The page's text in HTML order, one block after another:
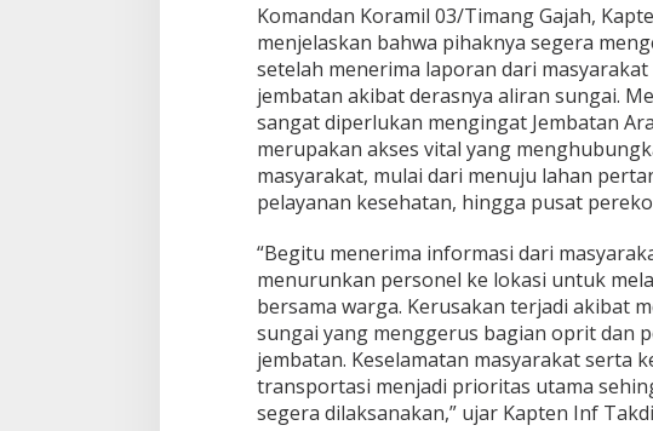
i
D
s
.
l
a
n
g
n
g
k
a
,
B
e
n
Komandan Koramil 03/Timang Gajah,
menjelaskan bahwa pihaknya segera
setelah menerima laporan dari
jembatan akibat derasnya aliran sungai.
sangat diperlukan mengingat Jembatan
merupakan akses vital yang
masyarakat, mulai dari menuju lahan
pelayanan kesehatan, hingga pusat
“Begitu menerima informasi dari
menurunkan personel ke lokasi untuk
bersama warga. Kerusakan terjadi akibat
sungai yang menggerus bagian oprit dan
jembatan. Keselamatan masyarakat serta
transportasi menjadi prioritas utama
segera dilaksanakan,” ujar Kapten Inf